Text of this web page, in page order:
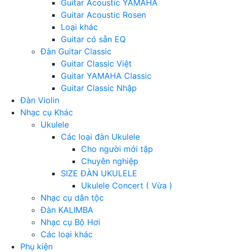
Guitar Acoustic YAMAHA
Guitar Acoustic Rosen
Loại khác
Guitar có sẵn EQ
Đàn Guitar Classic
Guitar Classic Việt
Guitar YAMAHA Classic
Guitar Classic Nhập
Đàn Violin
Nhạc cụ Khác
Ukulele
Các loại đàn Ukulele
Cho người mới tập
Chuyên nghiệp
SIZE ĐÀN UKULELE
Ukulele Concert ( Vừa )
Nhạc cụ dân tộc
Đàn KALIMBA
Nhạc cụ Bộ Hơi
Các loại khác
Phụ kiện